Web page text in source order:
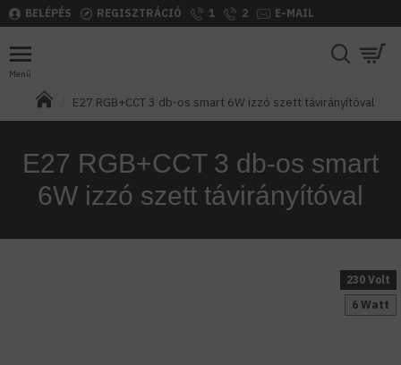
BELÉPÉS REGISZTRÁCIÓ 1 2 E-MAIL
E27 RGB+CCT 3 db-os smart 6W izzó szett távirányítóval
E27 RGB+CCT 3 db-os smart
6W izzó szett távirányítóval
6 Watt
230 Volt